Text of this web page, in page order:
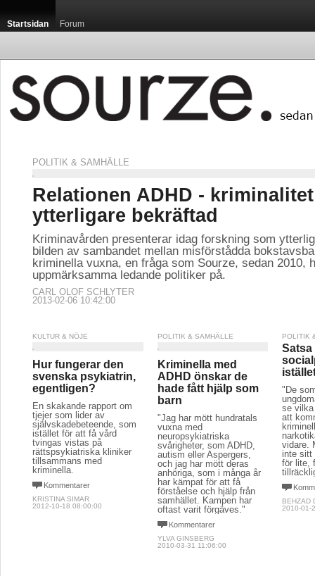
Startsidan Forum
POLITIK & SAMHÄLLE
Relationen ADHD - kriminalitet
ytterligare bekräftad
Kriminavården presenterar idag forskning som
bilden av sambandet mellan misförstådda
kriminella vuxna, en fråga som Sourze, sedan 2010,
uppmärksamma ledande politiker på.
CARL OLOF SCHLYTER
2013-02-06 10:42:00
KULTUR & NÖJE
Hur fungerar den
svenska psykiatrin,
egentligen?
En skakande rapport om
tjejer som lider av
självskadebeteende, som
istället för att få vård
tvingas vistas på
rättspsykiatriska kliniker
tillsammans med
kriminella.
Kommentarer
KRISTINA SIMAR
2012-10-18 08:00:00
POLITIK & SAMHÄLLE
Kriminella med
ADHD önskar de
hade fått hjälp som
barn
"Jag har mött hundratals
vuxna med
neuropsykiatriska
svårigheter, som ADHD,
autism eller Aspergers,
och jag har mött deras
anhöriga, som i många år
har kämpat för att få
förståelse och hjälp från
samhället. Kampen har
oftast varit förgäves."
Kommentarer
YLVA GINSBERG
2010-03-31 11:06:00
POLITIK
Satsa
"De
se
att
vidare.
inte sitt
för lite,
BEHZAD
2010-01-